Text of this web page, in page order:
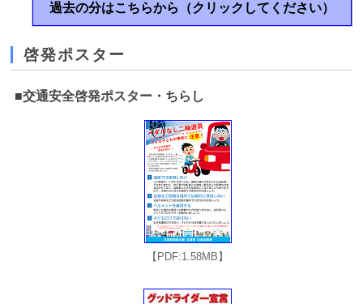
過去の分はこちらから（クリックしてください）
啓発ポスター
■交通安全啓発ポスター・ちらし
【PDF:1.58MB】